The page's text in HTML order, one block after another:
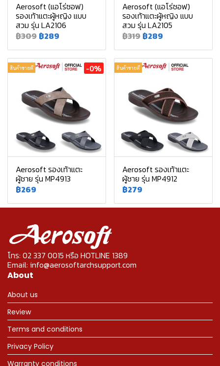
Aerosoft (แอโร่ซอฟ)
รองเท้าแตะผู้หญิง แบบ
สวม รุ่น LA2106
฿309 ฿289
Aerosoft (แอโร่ซอฟ)
รองเท้าแตะผู้หญิง แบบ
สวม รุ่น LA2105
฿319 ฿289
สินค้าขายดี -0%
Aerosoft รองเท้าแตะ
ผู้ชาย รุ่น MP4913
฿269
สินค้าขายดี
Aerosoft รองเท้าแตะ
ผู้ชาย รุ่น MP4912
฿279
โทร: 02 337 0015 หรือ HOTLINE 1389
Email: info@aerosoftarchsupport.com
About
About us
Review
Terms and conditions
Privacy Policy
Warranty conditions